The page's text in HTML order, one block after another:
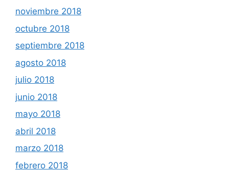
noviembre 2018
octubre 2018
septiembre 2018
agosto 2018
julio 2018
junio 2018
mayo 2018
abril 2018
marzo 2018
febrero 2018